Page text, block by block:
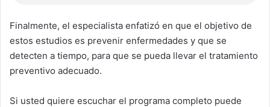
Finalmente, el especialista enfatizó en que el objetivo de
estos estudios es prevenir enfermedades y que se
detecten a tiempo, para que se pueda llevar el tratamiento
preventivo adecuado.
Si usted quiere escuchar el programa completo puede